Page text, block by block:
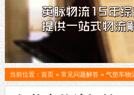
当前位置： 首页 » 常见问题解答 » 气垫车物